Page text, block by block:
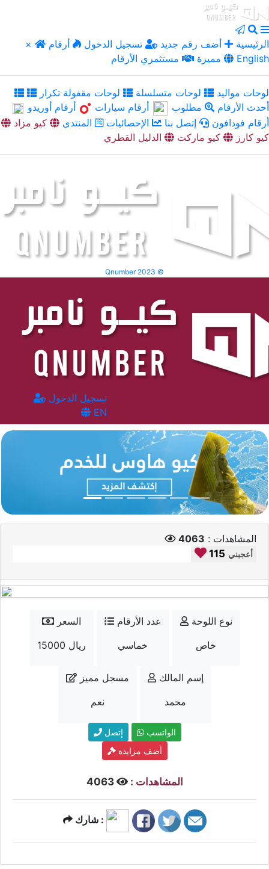
× الرئيسية أضف رقم جديد تسجيل الدخول
أرقام
مميزة
مستثمري الأرقام English
لوحات مواليد لوحات متسلسلة
لوحات مقفولة تكرار
أحدث الأرقام
مطلوب أرقام سيارات
أرقام أوريدو
أرقام فودافون
إتصل بنا الإحصائيات المنتدى
كيو مزاد
كيو كارز
كيو ماركت الدليل القطري
Qnumber 2023 ©
تسجيل الدخول
EN
المشاهدات : 4063
115 أعجبني
السعر
15000 ريال
عدد الأرقام
خماسي
نوع اللوحة
خاص
مسجل مميز
نعم
إسم المالك
محمد
إتصل
الواتسب
أضف مزايدة
المشاهدات : 4063
شارك :